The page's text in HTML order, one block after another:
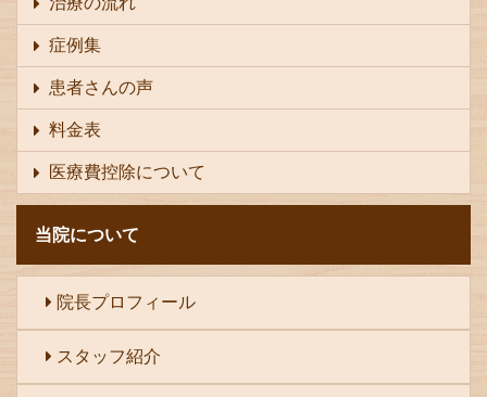
症例集
患者さんの声
料金表
医療費控除について
当院について
院長プロフィール
スタッフ紹介